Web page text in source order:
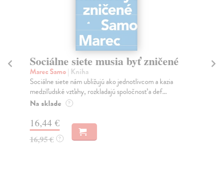
Sociálne siete musia byť zničené
Marec Samo| Kniha
Sociálne siete nám ubližujú ako jednotlivcom a kazia
medziľudské vzťahy, rozkladajú spoločnosť a def...
Na sklade ?
16,44 €
16,95 € ?